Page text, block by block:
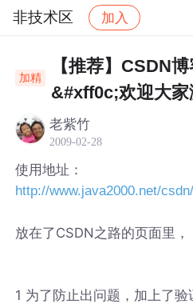
非技术区 加入
非技术区 帖子详
加精
【推荐】CSDN
&#xff0c;欢迎大
老紫竹
2009-02-28
使用地址：
http://www.java2000.net/
放在了CSDN之路的页面里，
1 为了防止出问题，加上了验